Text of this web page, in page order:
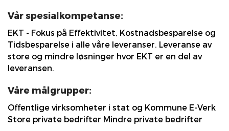
Vår spesialkompetanse:
EKT - Fokus på Effektivitet, Kostnadsbesparelse og
Tidsbesparelse i alle våre leveranser. Leveranse av
store og mindre løsninger hvor EKT er en del av
leveransen.
Våre målgrupper:
Offentlige virksomheter i stat og Kommune E-Verk
Store private bedrifter Mindre private bedrifter